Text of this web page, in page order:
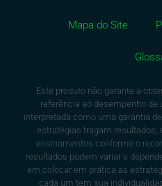
Mapa do Site
Este produto não garante a
referência ao desempenho de
interpretada como uma garantia
estratégias tragam resultados,
ensinamentos conforme o
resultados podem variar e
em colocar em prática as
cada um tem sua